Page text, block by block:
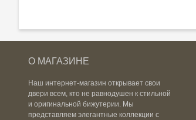
О МАГАЗИНЕ
Наш интернет-магазин открывает свои
двери всем, кто не равнодушен к стильной
и оригинальной бижутерии. Мы
представляем элегантные коллекции с